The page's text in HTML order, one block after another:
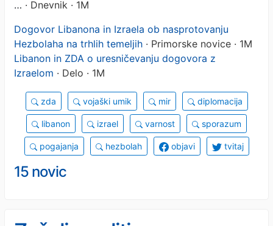
… · Dnevnik · 1M
Dogovor Libanona in Izraela ob nasprotovanju
Hezbolaha na trhlih temeljih · Primorske novice · 1M
Libanon in ZDA o uresničevanju dogovora z
Izraelom · Delo · 1M
zda vojaški umik mir diplomacija
libanon izrael varnost sporazum
pogajanja hezbolah objavi tvitaj
15 novic